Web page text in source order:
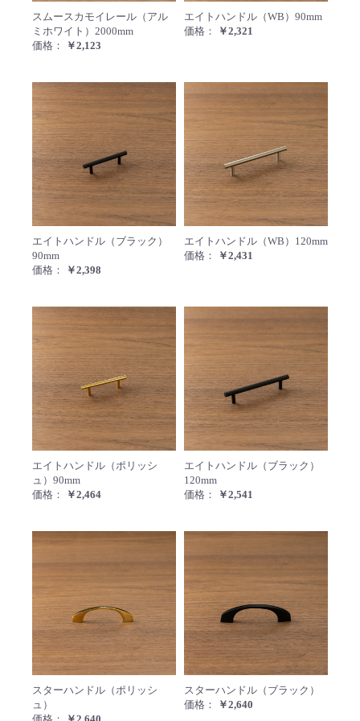
スムースカモイレール（アル
ミホワイト）2000mm
価格：
￥2,123
エイトハンドル（WB）90mm
価格：
￥2,321
エイトハンドル（ブラック）
90mm
価格：
￥2,398
エイトハンドル（WB）120mm
価格：
￥2,431
エイトハンドル（ポリッシュ）90mm
エイトハンドル（ポリッシ
ュ）90mm
価格：
￥2,464
エイトハンドル（ブラック）
120mm
価格：
￥2,541
スターハンドル（ポリッシュ）
スターハンドル（ポリッシ
ュ）
スターハンドル（ブラック）
価格：
￥2,640